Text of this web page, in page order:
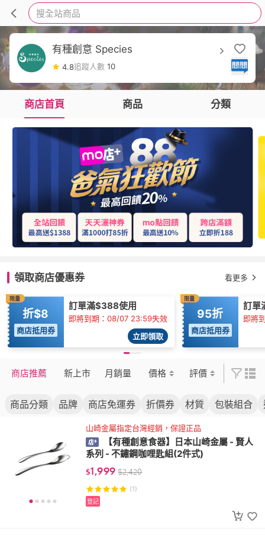
搜全站商品
有種創意 Species
4.8追蹤人數 10
商店首頁 商品 分類
領取商店優惠券 看更多
限量
折$8
商店抵用券
訂單滿$388使用
即將到期：08/07 23:59失效
立即領取
限量
95折
商店抵用券
訂單
即將
商店推薦 新上市 月銷量 價格 評價
商品分類 品牌 商店免運券 折價券 材質 包裝組合
山崎金屬指定台灣經銷，保證正品
【有種創意食器】日本山崎金屬 - 賢人
系列 - 不鏽鋼咖哩匙組(2件式)
$1,999 $2,420
(1)
登記